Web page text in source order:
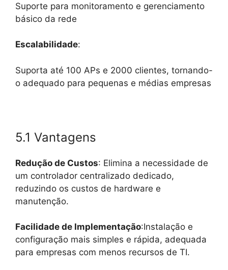
Suporte para monitoramento e gerenciamento
básico da rede
Escalabilidade:
Suporta até 100 APs e 2000 clientes, tornando-
o adequado para pequenas e médias empresas
5.1 Vantagens
Redução de Custos: Elimina a necessidade de
um controlador centralizado dedicado,
reduzindo os custos de hardware e
manutenção.
Facilidade de Implementação:Instalação e
configuração mais simples e rápida, adequada
para empresas com menos recursos de TI.